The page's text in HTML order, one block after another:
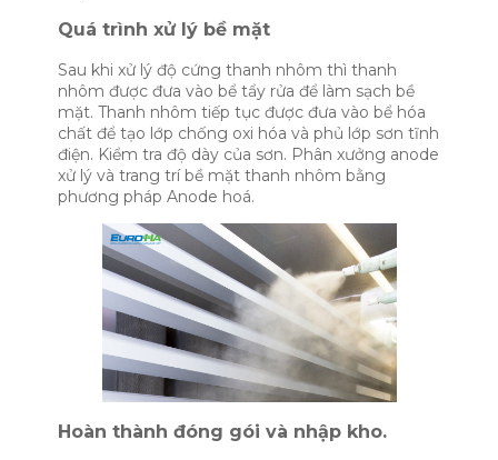
Quá trình xử lý bề mặt
Sau khi xử lý độ cứng thanh nhôm thì thanh
nhôm được đưa vào bể tẩy rửa để làm sạch bề
mặt. Thanh nhôm tiếp tục được đưa vào bể hóa
chất để tạo lớp chống oxi hóa và phủ lớp sơn tĩnh
điện. Kiểm tra độ dày của sơn. Phân xưởng anode
xử lý và trang trí bề mặt thanh nhôm bằng
phương pháp Anode hoá.
Hoàn thành đóng gói và nhập kho.